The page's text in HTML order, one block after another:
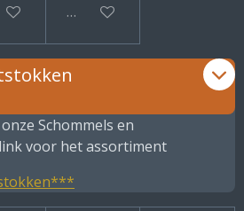
details Bekijk details
Schommels en
voor het assortiment